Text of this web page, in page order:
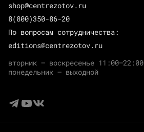
shop@centrezotov.ru
8(800)350-86-20
По вопросам сотрудничества:
editions@centrezotov.ru
вторник — воскресенье 11:00–22:00
понедельник — выходной